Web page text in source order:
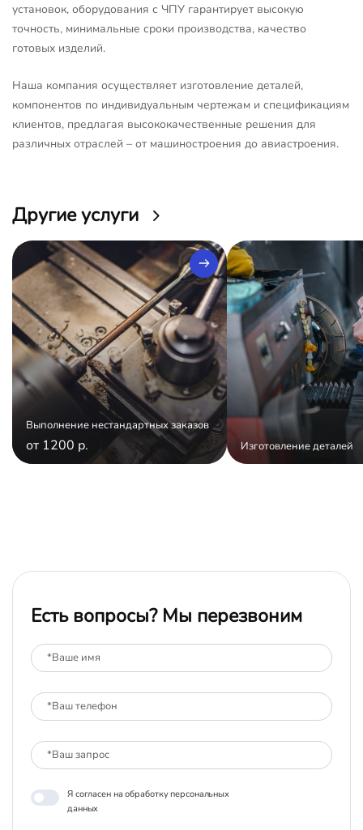
установок, оборудования с ЧПУ гарантирует высокую
точность, минимальные сроки производства, качество
готовых изделий.
Наша компания осуществляет изготовление деталей,
компонентов по индивидуальным чертежам и спецификациям
клиентов, предлагая высококачественные решения для
различных отраслей – от машиностроения до авиастроения.
Другие услуги
Выполнение нестандартных заказов
от 1200 р. Изготовление деталей
Есть вопросы? Мы перезвоним
Я согласен на обработку персональных
данных